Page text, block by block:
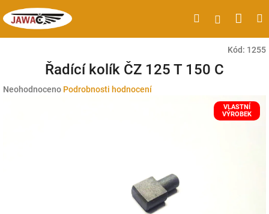
na
obsah
HledatPřihlášení
Kód: 1255
Řadící kolík ČZ 125 T 150 C
Průměrné
Neohodnoceno Podrobnosti hodnocení
VLASTNÍ
VÝROBEK